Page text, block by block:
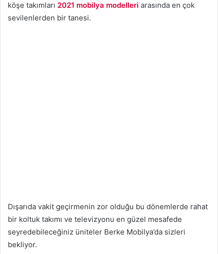
köşe takımları 2021 mobilya modelleri arasında en çok
sevilenlerden bir tanesi.
Dışarıda vakit geçirmenin zor olduğu bu dönemlerde rahat
bir koltuk takımı ve televizyonu en güzel mesafede
seyredebileceğiniz üniteler Berke Mobilya’da sizleri
bekliyor.